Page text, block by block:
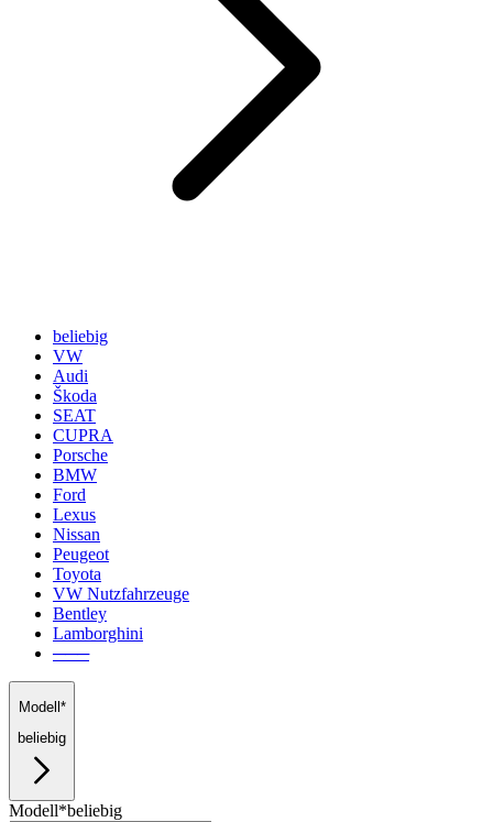
beliebig
VW
Audi
Škoda
SEAT
CUPRA
Porsche
BMW
Ford
Lexus
Nissan
Peugeot
Toyota
VW Nutzfahrzeuge
Bentley
Lamborghini
───
Modell*
beliebig
Modell*beliebig